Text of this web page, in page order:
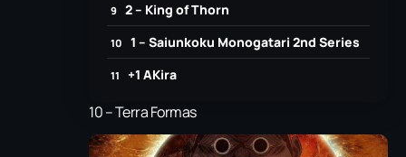
2 – King of Thorn
1 – Saiunkoku Monogatari 2nd Series
+1 ΑKira
10 – Terra Formas